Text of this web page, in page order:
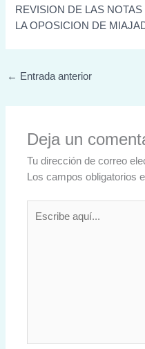
REVISION DE LAS
LA OPOSICION DE
← Entrada anterior
Deja un
Tu dirección de correo
Los campos
aquí...